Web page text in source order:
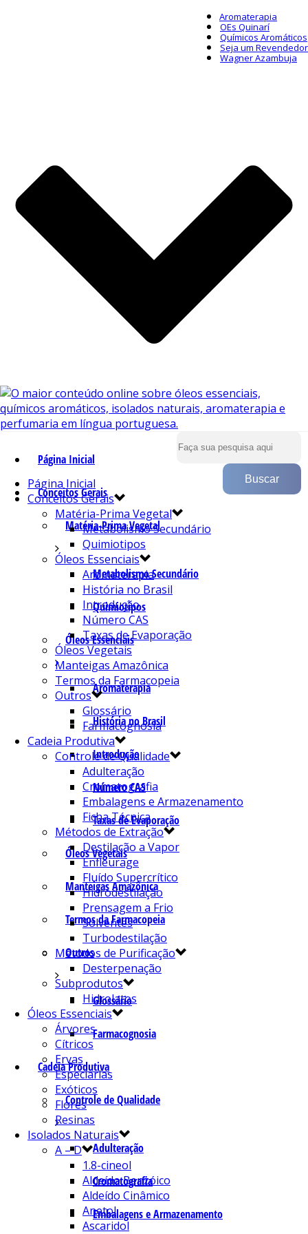
Aromaterapia
OEs Quinarí
Químicos Aromáticos
Seja um Revendedor
Wagner Azambuja
Página Inicial
Conceitos Gerais
Matéria-Prima Vegetal
Metabolismo Secundário
Quimiotipos
Óleos Essenciais
Aromaterapia
História no Brasil
Introdução
Número CAS
Taxas de Evaporação
Óleos Vegetais
Manteigas Amazônica
Termos da Farmacopeia
Outros
Glossário
Farmacognosia
Cadeia Produtiva
Controle de Qualidade
Adulteração
Cromatografia
Embalagens e Armazenamento
Página Inicial
Conceitos Gerais
Matéria-Prima Vegetal
Metabolismo Secundário
Quimiotipos
Óleos Essenciais
Aromaterapia
História no Brasil
Introdução
Número CAS
Taxas de Evaporação
Óleos Vegetais
Manteigas Amazônica
Termos da Farmacopeia
Outros
Glossário
Farmacognosia
Cadeia Produtiva
Controle de Qualidade
Adulteração
Cromatografia
Embalagens e Armazenamento
Ficha Técnica
Métodos de Extração
Destilação a Vapor
Enfleurage
Fluído Supercrítico
Hidrodestilação
Prensagem a Frio
Solventes
Turbodestilação
Métodos de Purificação
Desterpenação
Subprodutos
Hidrolatos
Óleos Essenciais
Árvores
Cítricos
Ervas
Especiarias
Exóticos
Flores
Resinas
Isolados Naturais
A – D
1.8-cineol
Aldeído Benzóico
Aldeído Cinâmico
Anetol
Ascaridol